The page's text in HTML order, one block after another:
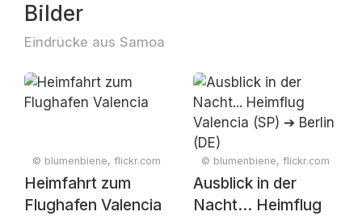
Bilder
Eindrücke aus Samoa
© blumenbiene, flickr.com
Heimfahrt zum
Flughafen Valencia
© blumenbiene, flickr.com
Ausblick in der
Nacht... Heimflug